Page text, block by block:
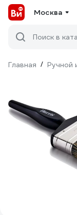
Москва
Поиск в
Главная / Ручной